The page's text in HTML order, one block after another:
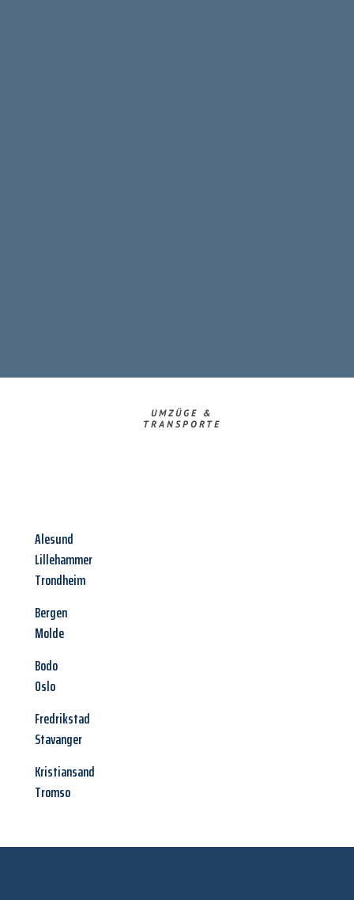
UMZÜGE &
TRANSPORTE
Alesund
Lillehammer
Trondheim
Bergen
Molde
Bodo
Oslo
Fredrikstad
Stavanger
Kristiansand
Tromso